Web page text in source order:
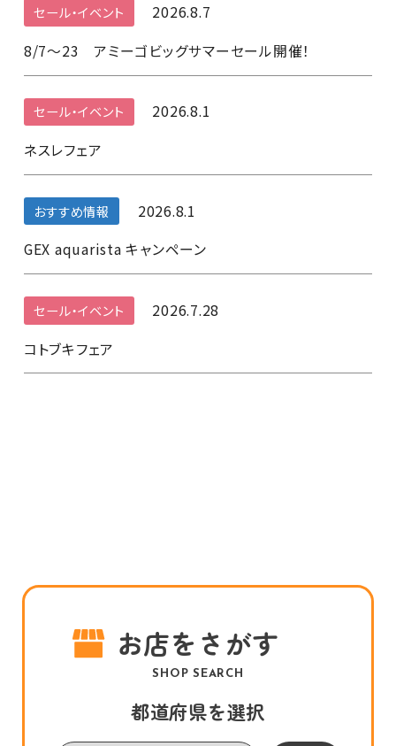
セール・イベント
2026.8.7
8/7～23 アミーゴビッグサマーセール開催！
セール・イベント
2026.8.1
ネスレフェア
おすすめ情報
2026.8.1
GEX aquarista キャンペーン
セール・イベント
2026.7.28
コトブキフェア
お店をさがす
SHOP SEARCH
都道府県を選択